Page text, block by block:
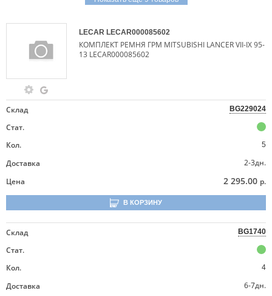
LECAR LECAR000085602
КОМПЛЕКТ РЕМНЯ ГРМ MITSUBISHI LANCER VII-IX 95-
13 LECAR000085602
Склад BG229024
Стат.
Кол.
5
Доставка
2-3дн.
Цена
2 295.00 р.
В КОРЗИНУ
Склад BG1740
Стат.
Кол.
4
Доставка
6-7дн.